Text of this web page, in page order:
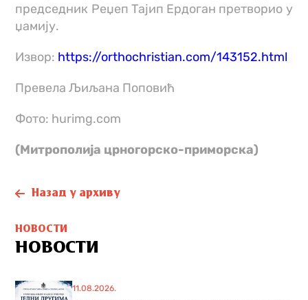
председник Реџеп Тајип Ердоган претворио у
џамију.
Извор: https://orthochristian.com/143152.html
Превела Љиљана Поповић
Фото: hurimg.com
(Митрополија црногорско-приморска)
Назад у архиву
НОВОСТИ
НОВОСТИ
11.08.2026.